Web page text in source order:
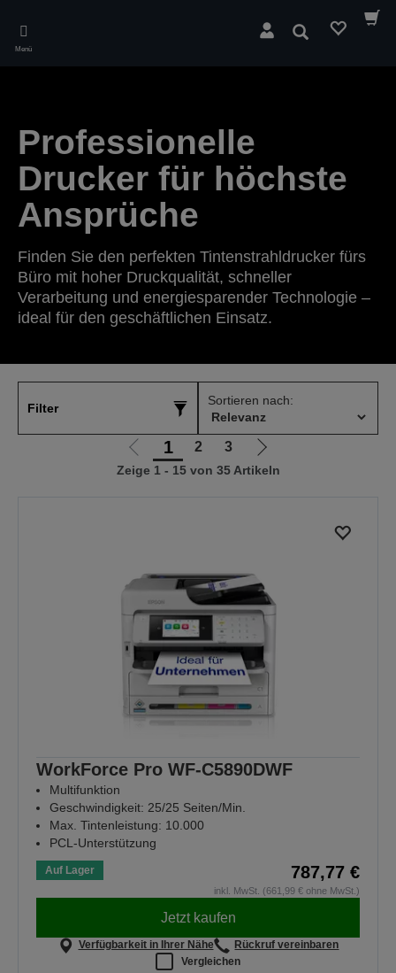
main
Menü
Suchen
Professionelle
Drucker für höchste
Ansprüche
Finden Sie den perfekten Tintenstrahldrucker fürs
Büro mit hoher Druckqualität, schneller
Verarbeitung und energiesparender Technologie –
ideal für den geschäftlichen Einsatz.
Filter
Sortieren nach:
Zur
vorherigen
1 2 3
Zur
nächsten
Zeige 1 - 15 von 35 Artikeln
WorkForce Pro WF-C5890DWF
Multifunktion
Geschwindigkeit: 25/25 Seiten/Min.
Max. Tintenleistung: 10.000
PCL-Unterstützung
Auf Lager 787,77 €
inkl. MwSt. (661,99 € ohne MwSt.)
Jetzt kaufen
Verfügbarkeit in Ihrer Nähe
Rückruf vereinbaren
Vergleichen